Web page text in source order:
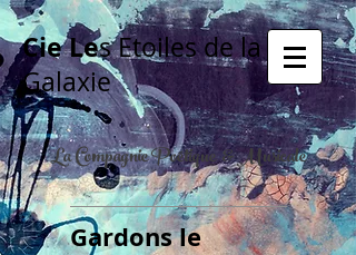
Cie Les Etoiles de la
Galaxie
La Compagnie Poétique & Musicale
Gardons le